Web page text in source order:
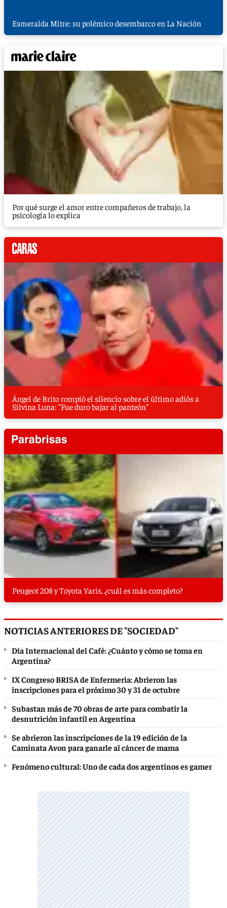
Esmeralda Mitre: su polémico desembarco en La Nación
Por qué surge el amor entre compañeros de trabajo, la
psicología lo explica
Ángel de Brito rompió el silencio sobre el último adiós a
Silvina Luna: "Fue duro bajar al panteón"
Peugeot 208 y Toyota Yaris, ¿cuál es más completo?
NOTICIAS ANTERIORES DE "SOCIEDAD"
Día Internacional del Café: ¿Cuánto y cómo se toma en
Argentina?
IX Congreso BRISA de Enfermería: Abrieron las
inscripciones para el próximo 30 y 31 de octubre
Subastan más de 70 obras de arte para combatir la
desnutrición infantil en Argentina
Se abrieron las inscripciones de la 19 edición de la
Caminata Avon para ganarle al cáncer de mama
Fenómeno cultural: Uno de cada dos argentinos es gamer